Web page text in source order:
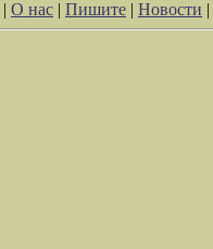
| О нас | Пишите | Новости |